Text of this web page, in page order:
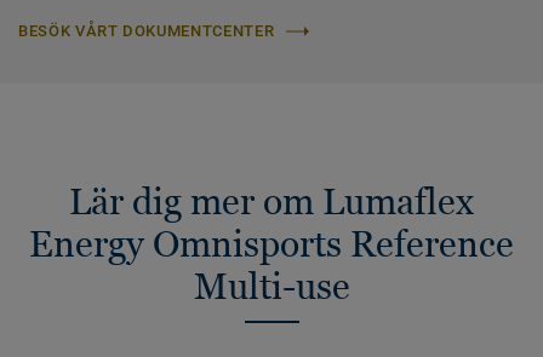
BESÖK VÅRT DOKUMENTCENTER
Lär dig mer om Lumaflex
Energy Omnisports Reference
Multi-use